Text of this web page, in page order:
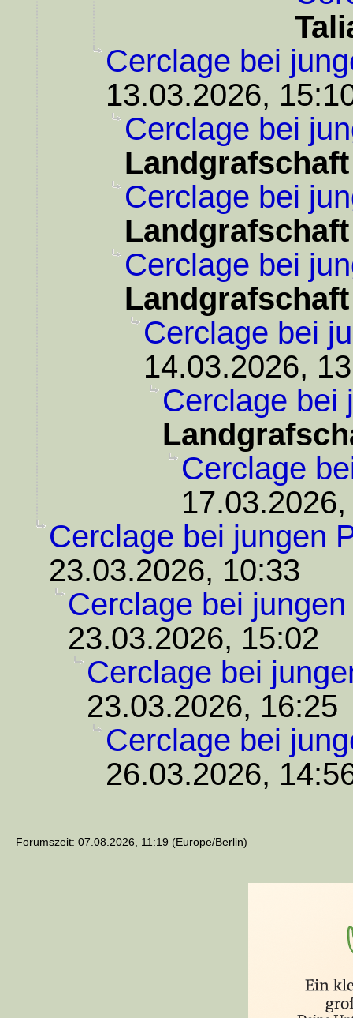
Cerclage bei
13.03.2026,
Cerclage bei
Landgrafschaft
Cerclage bei
Landgrafschaft
Cerclage bei
Landgrafschaft
Cerclage bei
14.03.2026,
Cerclage bei
Cerclage
Cerclage bei jungen
23.03.2026, 10:33
Cerclage bei
23.03.2026, 15:02
Cerclage bei
23.03.2026, 16:25
Cerclage bei
26.03.2026,
Forumszeit: 07.08.2026, 11:19 (Europe/Berlin)